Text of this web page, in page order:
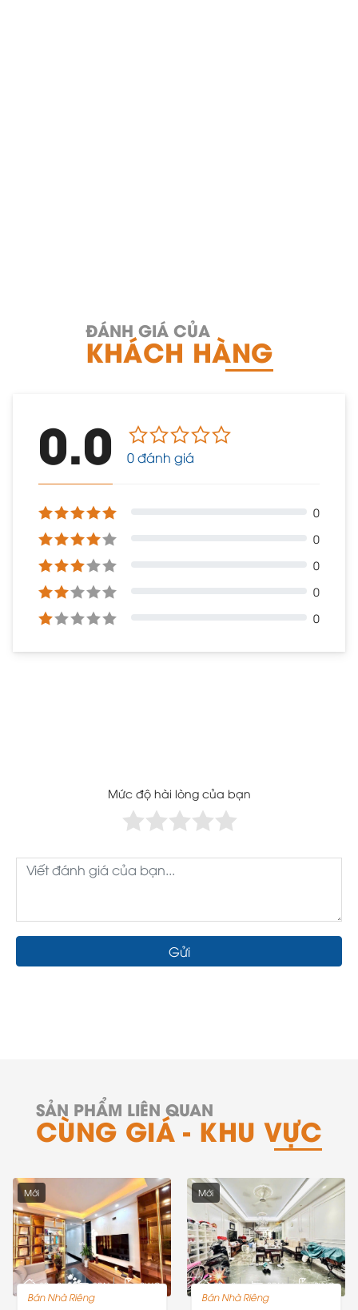
ĐÁNH GIÁ CỦA
KHÁCH HÀNG
0.0 0 đánh giá
0
0
0
0
0
Mức độ hài lòng của bạn
Gửi
SẢN PHẨM LIÊN QUAN
CÙNG GIÁ - KHU VỰC
Mới
30m2 3PN 0WC
Bán Nhà Riêng
Mới
70m2 0PN 0WC
Bán Nhà Riêng